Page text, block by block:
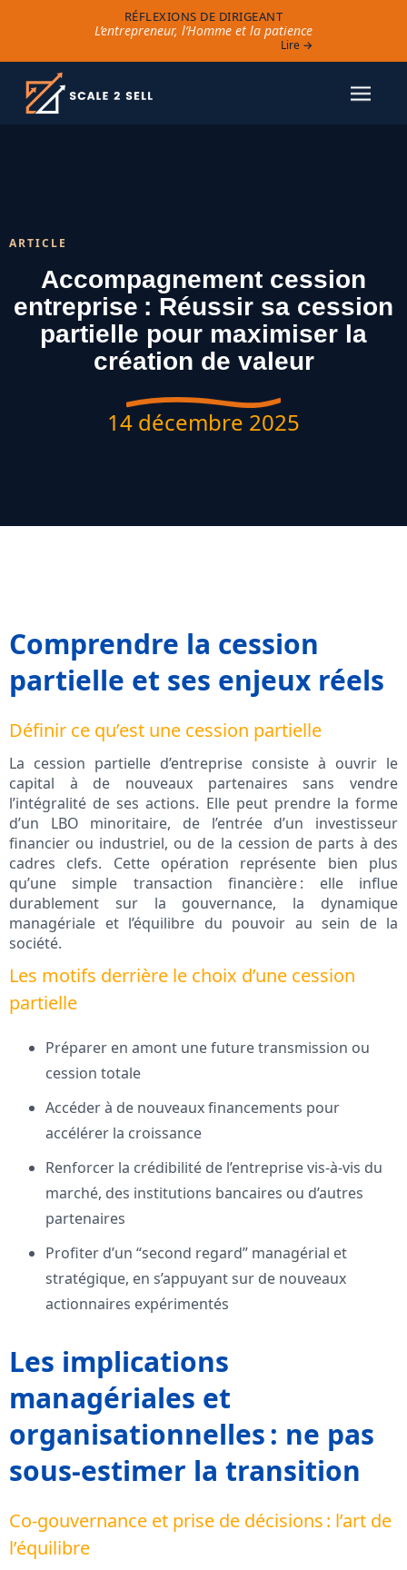
RÉFLEXIONS DE DIRIGEANT
L’entrepreneur, l’Homme et la patience
Lire →
ARTICLE
Accompagnement cession
entreprise : Réussir sa cession
partielle pour maximiser la
création de valeur
14 décembre 2025
Comprendre la cession
partielle et ses enjeux réels
Définir ce qu’est une cession partielle
La cession partielle d’entreprise consiste à ouvrir le
capital à de nouveaux partenaires sans vendre
l’intégralité de ses actions. Elle peut prendre la forme
d’un LBO minoritaire, de l’entrée d’un investisseur
financier ou industriel, ou de la cession de parts à des
cadres clefs. Cette opération représente bien plus
qu’une simple transaction financière : elle influe
durablement sur la gouvernance, la dynamique
managériale et l’équilibre du pouvoir au sein de la
société.
Les motifs derrière le choix d’une cession
partielle
Préparer en amont une future transmission ou
cession totale
Accéder à de nouveaux financements pour
accélérer la croissance
Renforcer la crédibilité de l’entreprise vis-à-vis du
marché, des institutions bancaires ou d’autres
partenaires
Profiter d’un “second regard” managérial et
stratégique, en s’appuyant sur de nouveaux
actionnaires expérimentés
Les implications
managériales et
organisationnelles : ne pas
sous-estimer la transition
Co-gouvernance et prise de décisions : l’art de
l’équilibre